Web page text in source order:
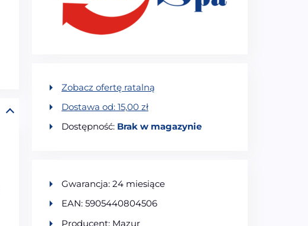
Zobacz ofertę ratalną
Dostawa od: 15,00 zł
Dostępność: Brak w magazynie
Gwarancja: 24 miesiące
EAN: 5905440804506
Producent: Mazur